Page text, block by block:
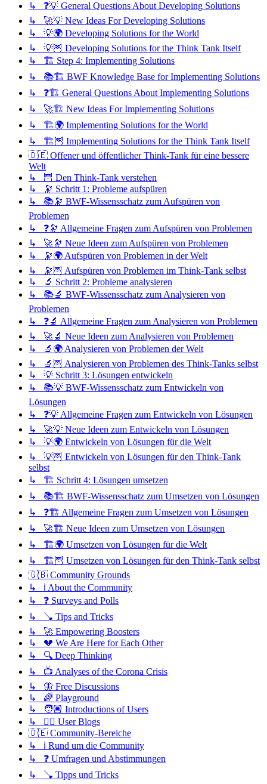
↳ ❓💡 General Questions About Developing Solutions
↳ 🚀💡 New Ideas For Developing Solutions
↳ 💡🌍 Developing Solutions for the World
↳ 💡🦉 Developing Solutions for the Think Tank Itself
↳ 🏗️ Step 4: Implementing Solutions
↳ 📚🏗️ BWF Knowledge Base for Implementing Solutions
↳ ❓🏗️ General Questions About Implementing Solutions
↳ 🚀🏗️ New Ideas For Implementing Solutions
↳ 🏗️🌍 Implementing Solutions for the World
↳ 🏗️🦉 Implementing Solutions for the Think Tank Itself
🇩🇪 Offener und öffentlicher Think-Tank für eine bessere
Welt
↳ 🦉 Den Think-Tank verstehen
↳ 🔭 Schritt 1: Probleme aufspüren
↳ 📚🔭 BWF-Wissensschatz zum Aufspüren von
Problemen
↳ ❓🔭 Allgemeine Fragen zum Aufspüren von Problemen
↳ 🚀🔭 Neue Ideen zum Aufspüren von Problemen
↳ 🔭🌍 Aufspüren von Problemen in der Welt
↳ 🔭🦉 Aufspüren von Problemen im Think-Tank selbst
↳ 🔬 Schritt 2: Probleme analysieren
↳ 📚🔬 BWF-Wissensschatz zum Analysieren von
Problemen
↳ ❓🔬 Allgemeine Fragen zum Analysieren von Problemen
↳ 🚀🔬 Neue Ideen zum Analysieren von Problemen
↳ 🔬🌍 Analysieren von Problemen der Welt
↳ 🔬🦉 Analysieren von Problemen des Think-Tanks selbst
↳ 💡 Schritt 3: Lösungen entwickeln
↳ 📚💡 BWF-Wissensschatz zum Entwickeln von
Lösungen
↳ ❓💡 Allgemeine Fragen zum Entwickeln von Lösungen
↳ 🚀💡 Neue Ideen zum Entwickeln von Lösungen
↳ 💡🌍 Entwickeln von Lösungen für die Welt
↳ 💡🦉 Entwickeln von Lösungen für den Think-Tank
selbst
↳ 🏗️ Schritt 4: Lösungen umsetzen
↳ 📚🏗️ BWF-Wissensschatz zum Umsetzen von Lösungen
↳ ❓🏗️ Allgemeine Fragen zum Umsetzen von Lösungen
↳ 🚀🏗️ Neue Ideen zum Umsetzen von Lösungen
↳ 🏗️🌍 Umsetzen von Lösungen für die Welt
↳ 🏗️🦉 Umsetzen von Lösungen für den Think-Tank selbst
🇬🇧 Community Grounds
↳ ℹ️ About the Community
↳ ❓ Surveys and Polls
↳ 🪠 Tips and Tricks
↳ 🚀 Empowering Boosters
↳ 💔 We Are Here for Each Other
↳ 🔍 Deep Thinking
↳ 📺 Analyses of the Corona Crisis
↳ 🦋 Free Discussions
↳ 🌈 Playground
↳ 🧑🏽 Introductions of Users
↳ ✍🏽 User Blogs
🇩🇪 Community-Bereiche
↳ ℹ️ Rund um die Community
↳ ❓ Umfragen und Abstimmungen
↳ 🪠 Tipps und Tricks